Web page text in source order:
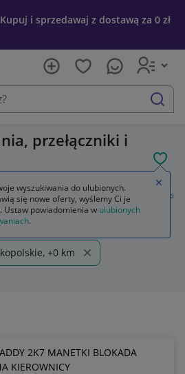
i sprzedawaj z dostawą za 0 zł
szukaj
przełączniki i
wnętrza Panele sterowania, przełączniki
przełączniki
+0 km
2K7 MANETKI BLOKADA
KIEROWNICY
wyszukiwania do ulubionych.
się nowe oferty, wyślemy Ci je
Ustaw powiadomienia w ulubionych
.